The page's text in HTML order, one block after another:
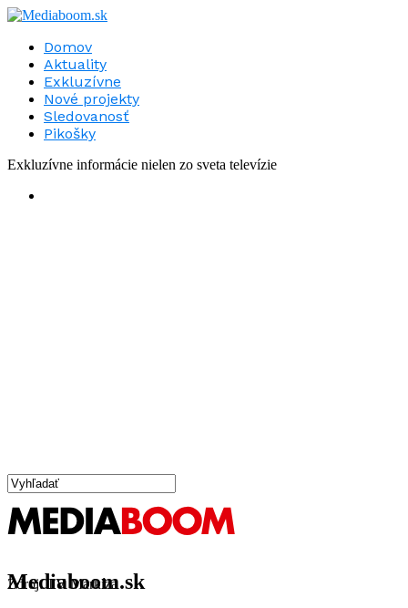
Domov
Aktuality
Exkluzívne
Nové projekty
Sledovanosť
Pikošky
Exkluzívne informácie nielen zo sveta televízie
Mediaboom.sk
Zdroj: TV Markíza